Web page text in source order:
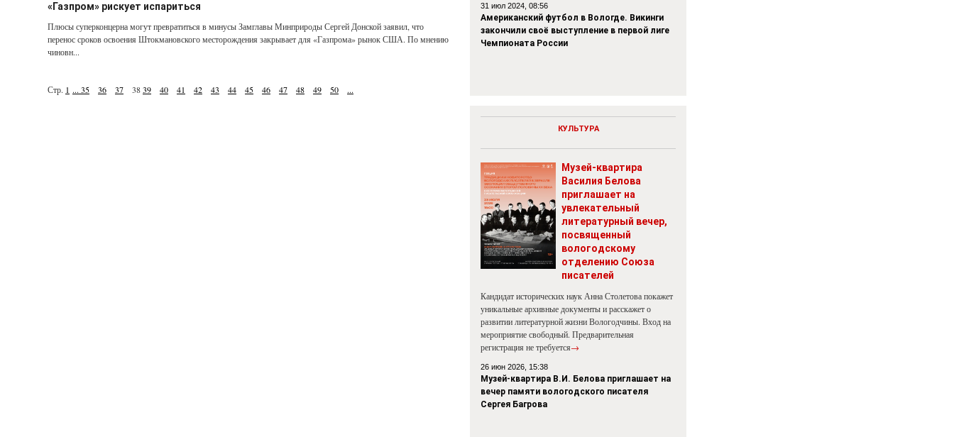
«Газпром» рискует испариться
Плюсы суперконцерна могут превратиться в минусы Замглавы Минприроды Сергей Донской заявил, что
перенос сроков освоения Штокмановского месторождения закрывает для «Газпрома» рынок США. По мнению
чиновн...
Стр. 1 ... 35 36 37 3839 40 41 42 43 44 45 46 47 48 49 50 ...
31 июл 2024, 08:56
Американский футбол в Вологде. Викинги
закончили своё выступление в первой лиге
Чемпионата России
КУЛЬТУРА
Музей-квартира
Василия Белова
приглашает на
увлекательный
литературный вечер,
посвященный
вологодскому
отделению Союза
писателей
Кандидат исторических наук Анна Столетова покажет
уникальные архивные документы и расскажет о
развитии литературной жизни Вологодчины. Вход на
мероприятие свободный. Предварительная
регистрация не требуется→
26 июн 2026, 15:38
Музей-квартира В.И. Белова приглашает на
вечер памяти вологодского писателя
Сергея Багрова